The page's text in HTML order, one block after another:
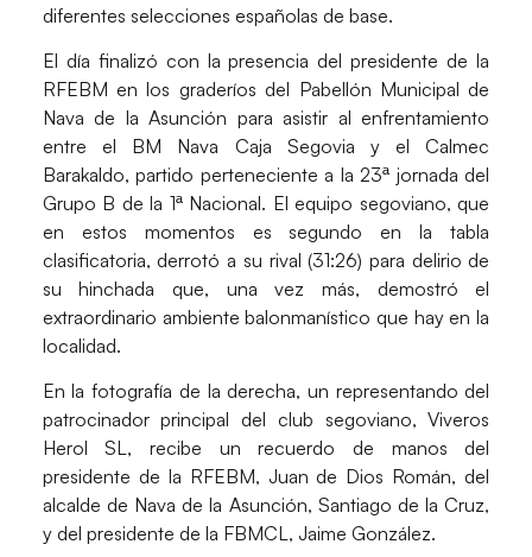
diferentes selecciones españolas de base.
El día finalizó con la presencia del presidente de la
RFEBM en los graderíos del Pabellón Municipal de
Nava de la Asunción para asistir al enfrentamiento
entre el BM Nava Caja Segovia y el Calmec
Barakaldo, partido perteneciente a la 23ª jornada del
Grupo B de la 1ª Nacional. El equipo segoviano, que
en estos momentos es segundo en la tabla
clasificatoria, derrotó a su rival (31:26) para delirio de
su hinchada que, una vez más, demostró el
extraordinario ambiente balonmanístico que hay en la
localidad.
En la fotografía de la derecha, un representando del
patrocinador principal del club segoviano, Viveros
Herol SL, recibe un recuerdo de manos del
presidente de la RFEBM, Juan de Dios Román, del
alcalde de Nava de la Asunción, Santiago de la Cruz,
y del presidente de la FBMCL, Jaime González.